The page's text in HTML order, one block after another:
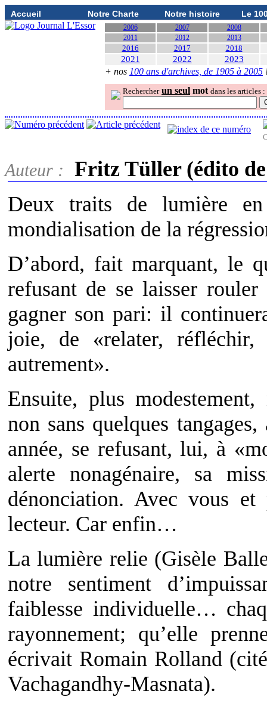
Accueil Notre Charte Notre histoire Le
2006 2007
2008
2011
2012 2013
2016 2017 2018
2021 2022 2023
+ nos 100 ans d'archives, de 1905 à 2005
Rechercher un seul mot dans les articles :
Auteur :
Fritz Tüller (édito de
Deux traits de lumière
mondialisation de la
D’abord, fait marquant, le
refusant de se laisser
gagner son pari: il
joie, de «relater, réfléchir,
autrement».
Ensuite, plus
non sans quelques
année, se refusant, lui, à
alerte nonagénaire, sa
dénonciation. Avec vous
lecteur. Car enfin…
La lumière relie (Gisèle
notre sentiment
faiblesse individuelle…
rayonnement; qu’elle
écrivait Romain Rolland
Vachagandhy-Masnata).